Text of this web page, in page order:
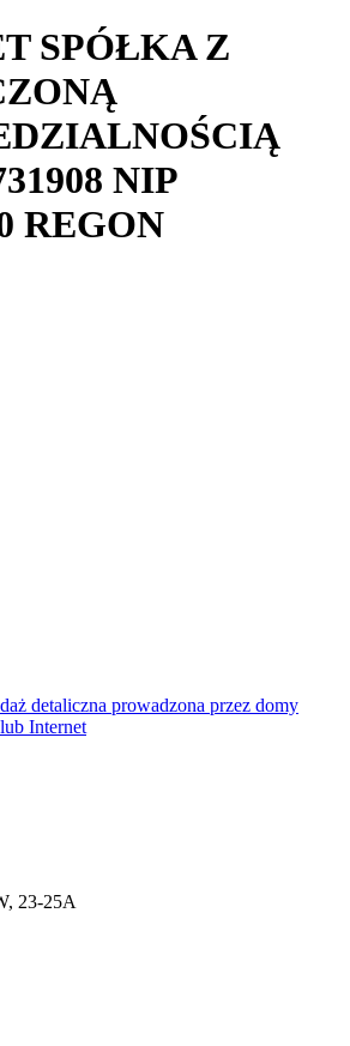
SPÓŁKA Z
NIP
REGON
detaliczna prowadzona przez domy
Internet
23-25A